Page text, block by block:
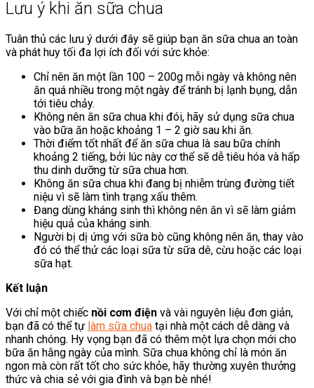
Lưu ý khi ăn sữa chua
Tuân thủ các lưu ý dưới đây sẽ giúp bạn ăn sữa chua an toàn
và phát huy tối đa lợi ích đối với sức khỏe:
Chỉ nên ăn một lần 100 – 200g mỗi ngày và không nên
ăn quá nhiều trong một ngày để tránh bị lạnh bụng, dẫn
tới tiêu chảy.
Không nên ăn sữa chua khi đói, hãy sử dụng sữa chua
vào bữa ăn hoặc khoảng 1 – 2 giờ sau khi ăn.
Thời điểm tốt nhất để ăn sữa chua là sau bữa chính
khoảng 2 tiếng, bởi lúc này cơ thể sẽ dễ tiêu hóa và hấp
thu dinh dưỡng từ sữa chua hơn.
Không ăn sữa chua khi đang bị nhiễm trùng đường tiết
niệu vì sẽ làm tình trạng xấu thêm.
Đang dùng kháng sinh thì không nên ăn vì sẽ làm giảm
hiệu quả của kháng sinh.
Người bị dị ứng với sữa bò cũng không nên ăn, thay vào
đó có thể thử các loại sữa từ sữa dê, cừu hoặc các loại
sữa hạt.
Kết luận
Với chỉ một chiếc nồi cơm điện và vài nguyên liệu đơn giản,
bạn đã có thể tự làm sữa chua tại nhà một cách dễ dàng và
nhanh chóng. Hy vọng bạn đã có thêm một lựa chọn mới cho
bữa ăn hằng ngày của mình. Sữa chua không chỉ là món ăn
ngon mà còn rất tốt cho sức khỏe, hãy thường xuyên thưởng
thức và chia sẻ với gia đình và bạn bè nhé!